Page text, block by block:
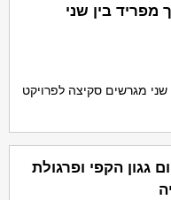
מפריד בין שני
שני מגרשים סקיצה לפרויקט
גגון הקפי ופרגולת